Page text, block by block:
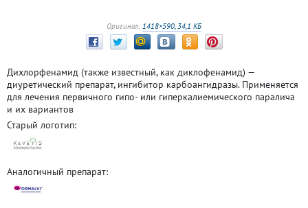
Оригинал: 1418×590, 34,1 КБ
Дихлорфенамид (также известный, как диклофенамид) —
диуретический препарат, ингибитор карбоангидразы. Применяется
для лечения первичного гипо- или гиперкалиемического паралича
и их вариантов
Старый логотип:
Аналогичный препарат: